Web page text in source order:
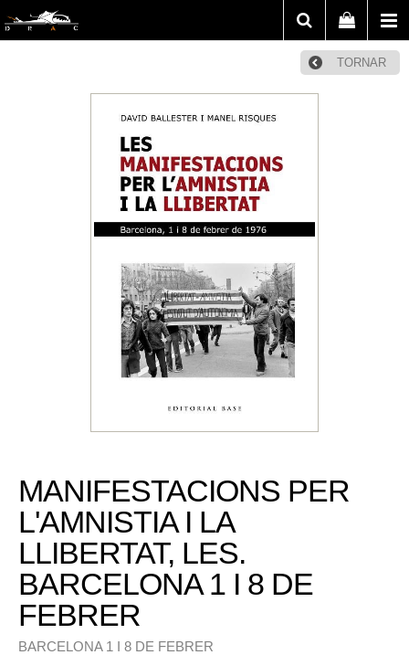
TORNAR
MANIFESTACIONS PER
L'AMNISTIA I LA
LLIBERTAT, LES.
BARCELONA 1 I 8 DE
FEBRER
BARCELONA 1 I 8 DE FEBRER